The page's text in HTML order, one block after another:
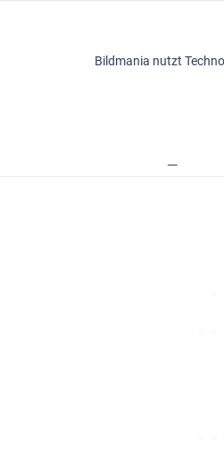
Bildmania nutzt